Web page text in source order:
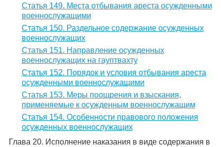
Статья 149. Места отбывания ареста осужденными
военнослужащими
Статья 150. Раздельное содержание осужденных
военнослужащих
Статья 151. Направление осужденных
военнослужащих на гауптвахту
Статья 152. Порядок и условия отбывания ареста
осужденными военнослужащими
Статья 153. Меры поощрения и взыскания,
применяемые к осужденным военнослужащим
Статья 154. Особенности правового положения
осужденных военнослужащих
Глава 20. Исполнение наказания в виде содержания в